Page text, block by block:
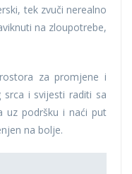
tek zvuči nerealno
na zloupotrebe,
za promjene i
i svijesti raditi sa
uz podršku i naći put
na bolje.